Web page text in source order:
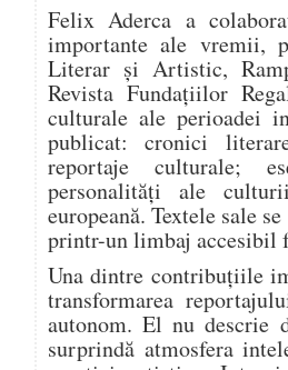
Felix Aderca a
importante ale vremii,
Literar și Artistic,
Revista Fundațiilor
culturale ale perioadei
publicat: cronici
reportaje culturale;
personalități ale
europeană. Textele sale
printr-un limbaj accesibil
Una dintre contribuțiile
transformarea
autonom. El nu descrie
surprindă atmosfera